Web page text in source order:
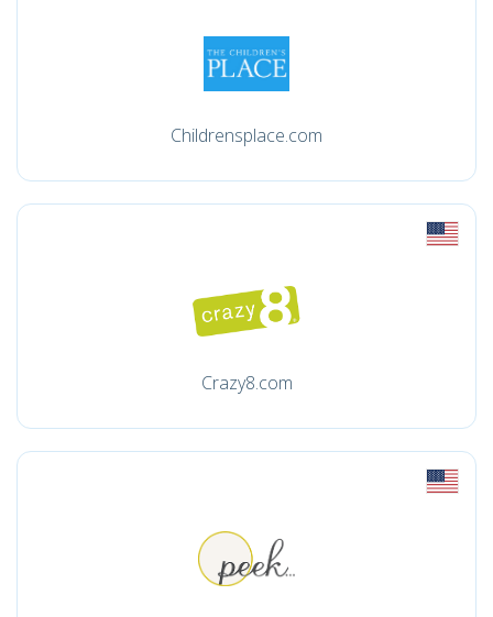
Childrensplace.com
Crazy8.com